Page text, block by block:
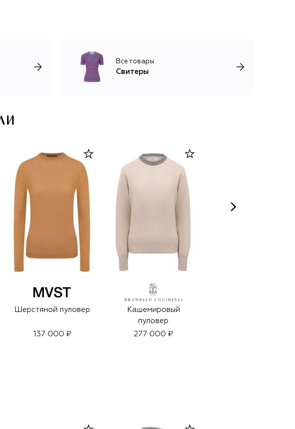
созданы
Все товары
Свитеры
Шерстяной пуловер
137 000 ₽
Кашемировый
пуловер
277 000 ₽